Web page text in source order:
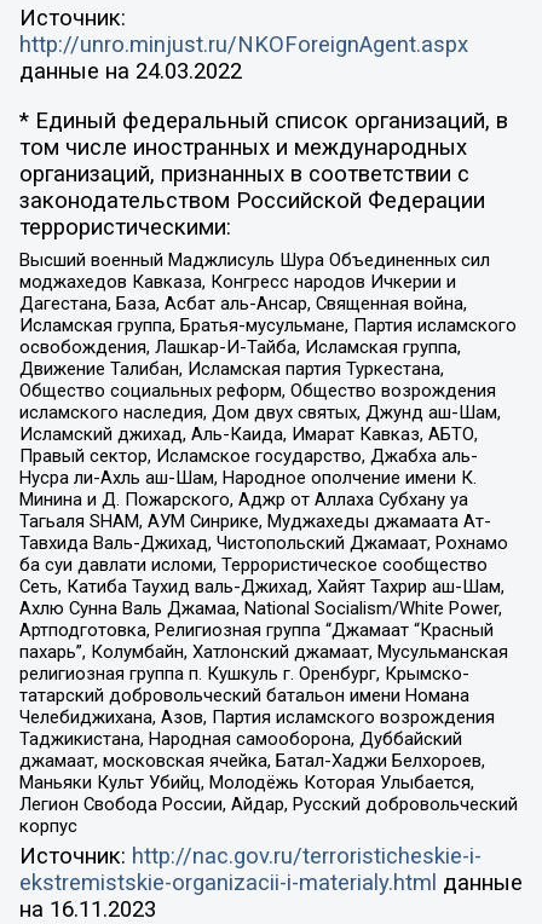
Источник:
http://unro.minjust.ru/NKOForeignAgent.aspx
данные на 24.03.2022
* Единый федеральный список организаций, в
том числе иностранных и международных
организаций, признанных в соответствии с
законодательством Российской Федерации
террористическими:
Высший военный Маджлисуль Шура Объединенных сил
моджахедов Кавказа, Конгресс народов Ичкерии и
Дагестана, База, Асбат аль-Ансар, Священная война,
Исламская группа, Братья-мусульмане, Партия исламского
освобождения, Лашкар-И-Тайба, Исламская группа,
Движение Талибан, Исламская партия Туркестана,
Общество социальных реформ, Общество возрождения
исламского наследия, Дом двух святых, Джунд аш-Шам,
Исламский джихад, Аль-Каида, Имарат Кавказ, АБТО,
Правый сектор, Исламское государство, Джабха аль-
Нусра ли-Ахль аш-Шам, Народное ополчение имени К.
Минина и Д. Пожарского, Аджр от Аллаха Субхану уа
Тагьаля SHAM, АУМ Синрике, Муджахеды джамаата Ат-
Тавхида Валь-Джихад, Чистопольский Джамаат, Рохнамо
ба суи давлати исломи, Террористическое сообщество
Сеть, Катиба Таухид валь-Джихад, Хайят Тахрир аш-Шам,
Ахлю Сунна Валь Джамаа, National Socialism/White Power,
Артподготовка, Религиозная группа “Джамаат “Красный
пахарь”, Колумбайн, Хатлонский джамаат, Мусульманская
религиозная группа п. Кушкуль г. Оренбург, Крымско-
татарский добровольческий батальон имени Номана
Челебиджихана, Азов, Партия исламского возрождения
Таджикистана, Народная самооборона, Дуббайский
джамаат, московская ячейка, Батал-Хаджи Белхороев,
Маньяки Культ Убийц, Молодёжь Которая Улыбается,
Легион Свобода России, Айдар, Русский добровольческий
корпус
Источник: http://nac.gov.ru/terroristicheskie-i-
ekstremistskie-organizacii-i-materialy.html данные
на 16.11.2023